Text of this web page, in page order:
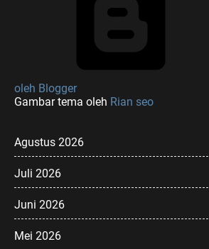
oleh Blogger
Gambar tema oleh Rian seo
Agustus 2026
Juli 2026
Juni 2026
Mei 2026